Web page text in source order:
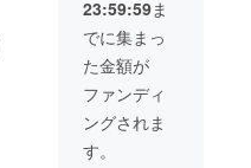
のシグ
ネチャ
※支援
時、必
ず備考
欄にご
希望の
でのみ
ご利用
いただ
けま
す） ・
オリジ
ナルラ
23:59:59ま
でに集まっ
た金額が
ファンディ
ングされま
す。